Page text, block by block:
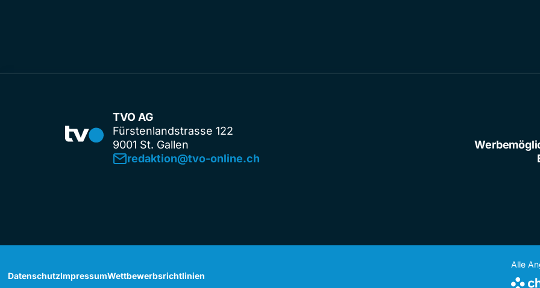
TVO AG
Fürstenlandstrasse 122
9001 St. Gallen
redaktion@tvo-online.ch
DatenschutzImpressumWettbewerbsrichtlinien
Alle